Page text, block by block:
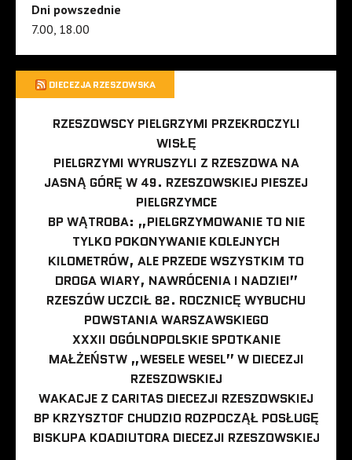
Dni powszednie
7.00, 18.00
DIECEZJA RZESZOWSKA
RZESZOWSCY PIELGRZYMI PRZEKROCZYLI
WISŁĘ
PIELGRZYMI WYRUSZYLI Z RZESZOWA NA
JASNĄ GÓRĘ W 49. RZESZOWSKIEJ PIESZEJ
PIELGRZYMCE
BP WĄTROBA: „PIELGRZYMOWANIE TO NIE
TYLKO POKONYWANIE KOLEJNYCH
KILOMETRÓW, ALE PRZEDE WSZYSTKIM TO
DROGA WIARY, NAWRÓCENIA I NADZIEI”
RZESZÓW UCZCIŁ 82. ROCZNICĘ WYBUCHU
POWSTANIA WARSZAWSKIEGO
XXXII OGÓLNOPOLSKIE SPOTKANIE
MAŁŻEŃSTW „WESELE WESEL” W DIECEZJI
RZESZOWSKIEJ
WAKACJE Z CARITAS DIECEZJI RZESZOWSKIEJ
BP KRZYSZTOF CHUDZIO ROZPOCZĄŁ POSŁUGĘ
BISKUPA KOADIUTORA DIECEZJI RZESZOWSKIEJ